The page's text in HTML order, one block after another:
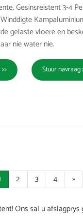
Gesinsreistent 3-4
gelaste vloere en
nie water nie.
Stuur navraag
2 3 4 »
Ons sal u